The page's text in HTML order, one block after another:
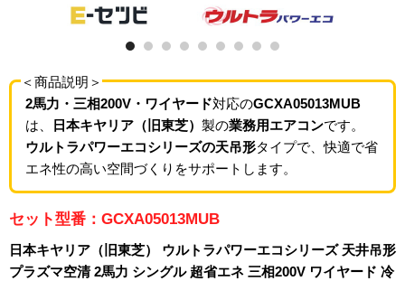
＜商品説明＞
2馬力・三相200V・ワイヤード対応のGCXA05013MUB
は、
日本キヤリア（旧東芝） 製の業務用エアコンです。
ウルトラパワーエコシリーズの天吊形タイプで、快適で省
エネ性の高い空間づくりをサポートします。
セット型番：GCXA05013MUB
日本キヤリア（旧東芝） ウルトラパワーエコシリーズ 天井吊形
プラズマ空清 2馬力 シングル 超省エネ 三相200V ワイヤード 冷